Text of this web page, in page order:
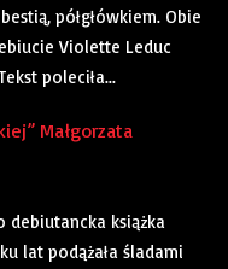
półgłówkiem. Obie
Violette Leduc
poleciła...
Małgorzata
debiutancka książka
lat podążała śladami